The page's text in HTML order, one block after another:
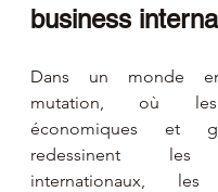
business
Dans un monde
mutation, où
économiques et
redessinent les
internationaux, les